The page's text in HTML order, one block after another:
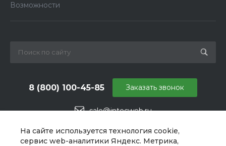
На сайте используется технология cookie,
сервис web-аналитики Яндекс. Метрика,
Возможности
sale@intecweb.ru
8 (800) 100-45-85
г. Челябинск, ул. Свободы, д. 93, оф. 6
Заказать звонок